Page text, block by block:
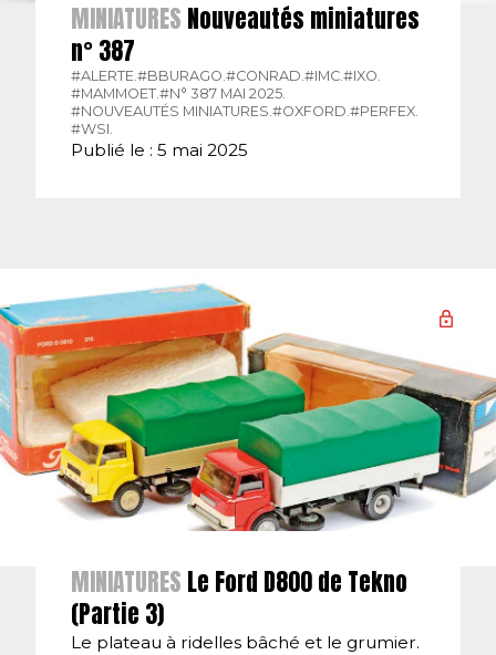
MINIATURES Nouveautés miniatures
n° 387
#ALERTE.#BBURAGO.#CONRAD.#IMC.#IXO.
#MAMMOET.#N° 387 MAI 2025.
#NOUVEAUTÉS MINIATURES.#OXFORD.#PERFEX.
#WSI.
Publié le : 5 mai 2025
MINIATURES Le Ford D800 de Tekno
(Partie 3)
Le plateau à ridelles bâché et le grumier.